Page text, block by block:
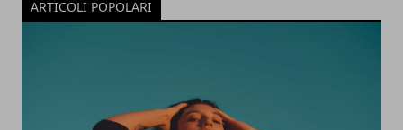
ARTICOLI POPOLARI